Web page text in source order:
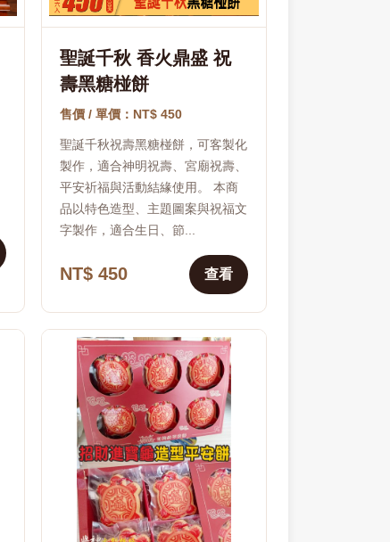
聖誕千秋 香火鼎盛 祝
壽黑糖椪餅
售價 / 單價：NT$ 450
聖誕千秋祝壽黑糖椪餅，可客製化
製作，適合神明祝壽、宮廟祝壽、
平安祈福與活動結緣使用。 本商
品以特色造型、主題圖案與祝福文
字製作，適合生日、節...
NT$ 450 查看